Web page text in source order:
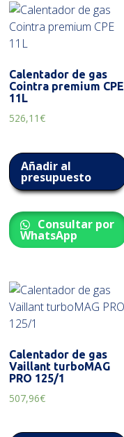
Calentador de gas
Cointra premium CPE
11L
526,11€
Añadir al
presupuesto
Consultar por
WhatsApp
Calentador de gas
Vaillant turboMAG
PRO 125/1
507,96€